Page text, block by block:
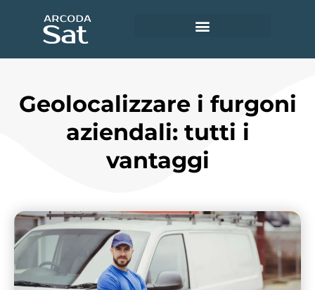
Geolocalizzare i furgoni
aziendali: tutti i
vantaggi